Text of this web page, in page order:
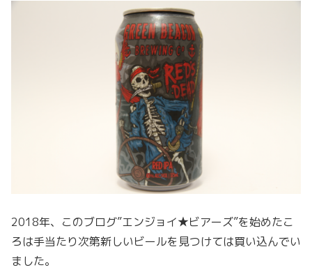
2018年、このブログ”エンジョイ★ビアーズ”を始めたこ
ろは手当たり次第新しいビールを見つけては買い込んでい
ました。